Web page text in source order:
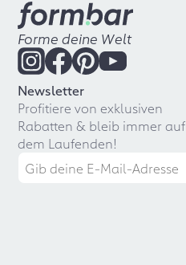
Forme deine Welt
Newsletter
Profitiere von exklusiven
Rabatten & bleib immer auf
dem Laufenden!